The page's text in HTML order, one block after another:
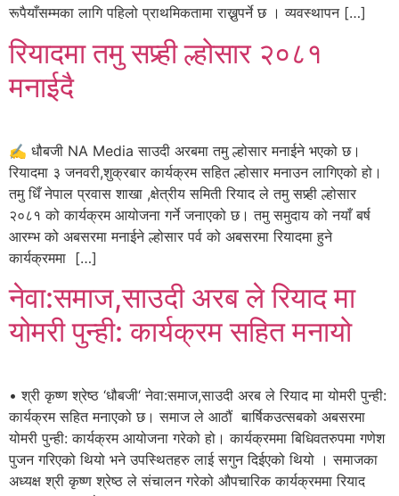
रूपैयाँसम्मका लागि पहिलो प्राथमिकतामा राख्नुपर्ने छ । व्यवस्थापन […]
रियादमा तमु सप्र्ही ल्होसार २०८१
मनाईदै
✍️ धौबजी NA Media साउदी अरबमा तमु ल्होसार मनाईने भएको छ।
रियादमा ३ जनवरी,शुक्रबार कार्यक्रम सहित ल्होसार मनाउन लागिएको हो।
तमु धिँ नेपाल प्रवास शाखा ,क्षेत्रीय समिती रियाद ले तमु सप्र्ही ल्होसार
२०८१ को कार्यक्रम आयोजना गर्ने जनाएको छ। तमु समुदाय को नयाँ बर्ष
आरम्भ को अबसरमा मनाईने ल्होसार पर्व को अबसरमा रियादमा हुने
कार्यक्रममा […]
नेवा:समाज,साउदी अरब ले रियाद मा
योमरी पुन्ही: कार्यक्रम सहित मनायो
• श्री कृष्ण श्रेष्ठ ‘धौबजी‘ नेवा:समाज,साउदी अरब ले रियाद मा योमरी पुन्ही:
कार्यक्रम सहित मनाएको छ। समाज ले आठौं बार्षिकउत्सबको अबसरमा
योमरी पुन्ही: कार्यक्रम आयोजना गरेको हो। कार्यक्रममा बिधिवतरुपमा गणेश
पुजन गरिएको थियो भने उपस्थितहरु लाई सगुन दिईएको थियो । समाजका
अध्यक्ष श्री कृष्ण श्रेष्ठ ले संचालन गरेको औपचारिक कार्यक्रममा रियाद